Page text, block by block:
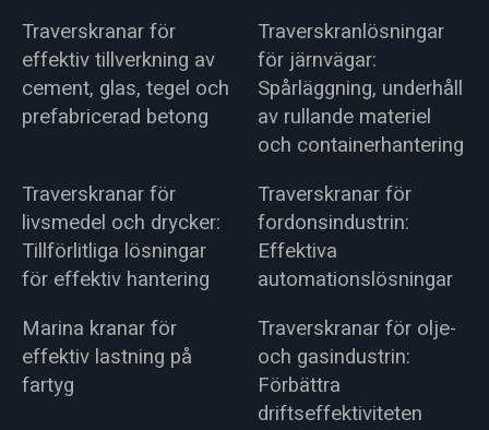
Traverskranar för
effektiv tillverkning av
cement, glas, tegel och
prefabricerad betong
Traverskranlösningar
för järnvägar:
Spårläggning, underhåll
av rullande materiel
och containerhantering
Traverskranar för
livsmedel och drycker:
Tillförlitliga lösningar
för effektiv hantering
Traverskranar för
fordonsindustrin:
Effektiva
automationslösningar
Marina kranar för
effektiv lastning på
fartyg
Traverskranar för olje-
och gasindustrin:
Förbättra
driftseffektiviteten